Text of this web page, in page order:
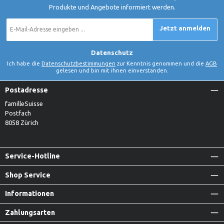
Produkte und Angebote informiert werden.
Mail-
*
Jetzt anmelden
Datenschutz
Ich habe die Datenschutzbestimmungen zur Kenntnis genommen und die AGB
gelesen und bin mit ihnen einverstanden.
Postadresse
familleSuisse
Postfach
8058 Zürich
Service-Hotline
Shop Service
Informationen
Zahlungsarten